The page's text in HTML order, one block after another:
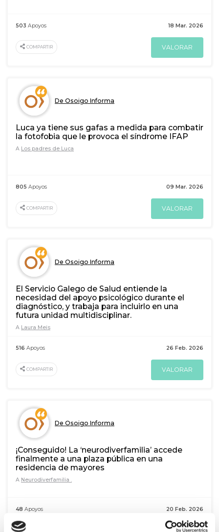
18 Mar. 2026
503 Apoyos
COMPARTIR VALORAR
De Osoigo Informa
Luca ya tiene sus gafas a medida para combatir
la fotofobia que le provoca el síndrome IFAP
A Los padres de Luca
09 Mar. 2026
805 Apoyos
COMPARTIR VALORAR
De Osoigo Informa
El Servicio Galego de Salud entiende la
necesidad del apoyo psicológico durante el
diagnóstico, y trabaja para incluirlo en una
futura unidad multidisciplinar.
A Laura Meis
26 Feb. 2026
516 Apoyos
COMPARTIR VALORAR
De Osoigo Informa
¡Conseguido! La ‘neurodiverfamilia’ accede
finalmente a una plaza pública en una
residencia de mayores
A Neurodiverfamilia .
20 Feb. 2026
48 Apoyos